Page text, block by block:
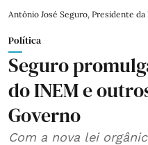
António José Seguro, Presidente da
Política
Seguro
do INEM e
Governo
Com a nova lei